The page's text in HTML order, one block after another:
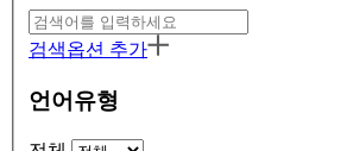
검색옵션 추가
언어유형